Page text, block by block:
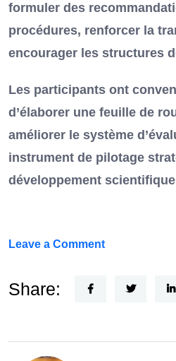
formuler des
procédures, renforcer la
encourager les structures
Les participants ont
d’élaborer une feuille de
améliorer le système
instrument de pilotage
développement
Leave a Commenton
Horizon
la
Share: